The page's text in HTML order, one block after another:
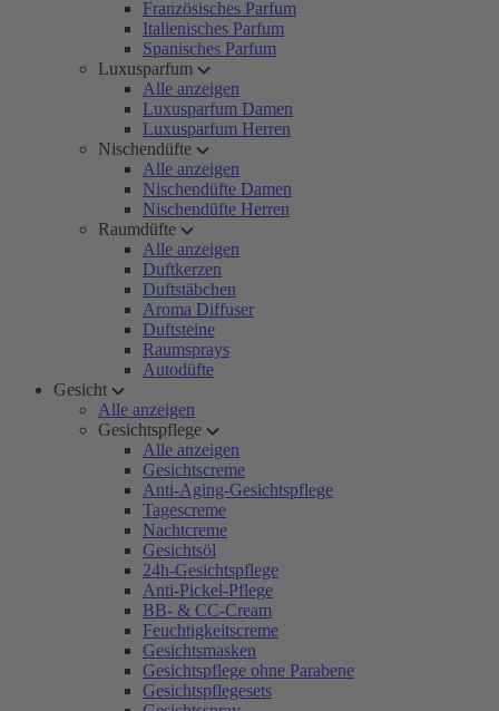
Französisches Parfum
Italienisches Parfum
Spanisches Parfum
Luxusparfum
Alle anzeigen
Luxusparfum Damen
Luxusparfum Herren
Nischendüfte
Alle anzeigen
Nischendüfte Damen
Nischendüfte Herren
Raumdüfte
Alle anzeigen
Duftkerzen
Duftstäbchen
Aroma Diffuser
Duftsteine
Raumsprays
Autodüfte
Gesicht
Alle anzeigen
Gesichtspflege
Alle anzeigen
Gesichtscreme
Anti-Aging-Gesichtspflege
Tagescreme
Nachtcreme
Gesichtsöl
24h-Gesichtspflege
Anti-Pickel-Pflege
BB- & CC-Cream
Feuchtigkeitscreme
Gesichtsmasken
Gesichtspflege ohne Parabene
Gesichtspflegesets